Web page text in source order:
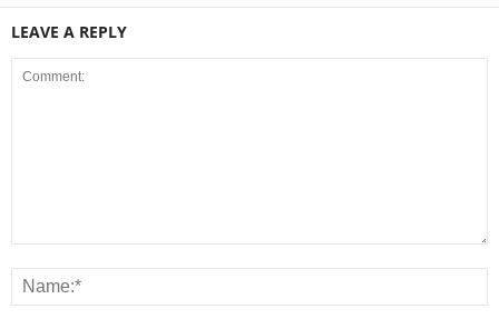
LEAVE A REPLY